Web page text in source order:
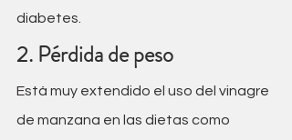
diabetes.
2. Pérdida de peso
Está muy extendido el uso del vinagre
de manzana en las dietas como